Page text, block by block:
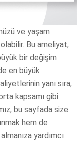
ve yaşam
Bu ameliyat,
bir değişim
en büyük
yanı sıra,
kapsamı gibi
bu sayfada size
hem de
yardımcı